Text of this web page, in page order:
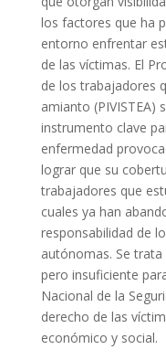
los factores que ha
entorno enfrentar
de las víctimas. El
de los trabajadores
amianto (PIVISTEA)
instrumento clave
enfermedad
lograr que su
trabajadores que
cuales ya han
responsabilidad de
autónomas. Se
pero insuficiente
Nacional de la
derecho de las
económico y social.